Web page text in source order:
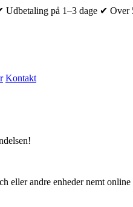
Udbetaling på 1–3 dage ✔ Over
Kontakt
eller andre enheder nemt